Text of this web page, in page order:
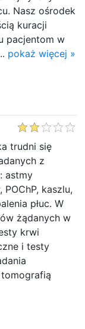
Nasz ośrodek
kuracji
pacjentom w
pokaż więcej »
trudni się
z
astmy
kaszlu,
płuc. W
żądanych w
krwi
i testy